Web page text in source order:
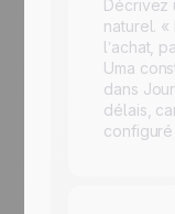
Décrivez
naturel.
l’achat,
Uma
dans
délais,